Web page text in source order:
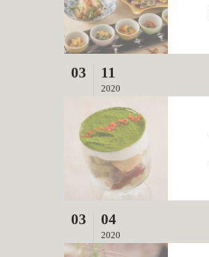
03 11
2020
03 04
2020